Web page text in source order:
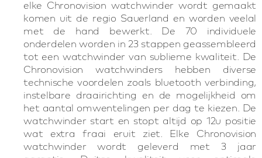
elke Chronovision watchwinder wordt gemaakt
komen uit de regio Sauerland en worden veelal
met de hand bewerkt. De 70 individuele
onderdelen worden in 23 stappen geassembleerd
tot een watchwinder van sublieme kwaliteit. De
Chronovision watchwinders hebben diverse
technische voordelen zoals bluetooth verbinding,
instelbare draairichting en de mogelijkheid om
het aantal omwentelingen per dag te kiezen. De
watchwinder start en stopt altijd op 12u positie
wat extra fraai eruit ziet. Elke Chronovision
watchwinder wordt geleverd met 3 jaar